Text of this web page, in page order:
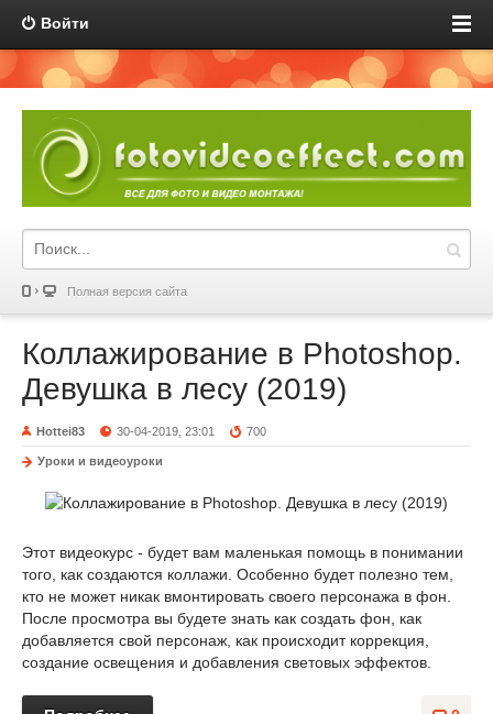
Войти
Полная версия сайта
Коллажирование в Photoshop.
Девушка в лесу (2019)
Hottei83 30-04-2019, 23:01 700
Уроки и видеоуроки
Этот видеокурс - будет вам маленькая помощь в понимании
того, как создаются коллажи. Особенно будет полезно тем,
кто не может никак вмонтировать своего персонажа в фон.
После просмотра вы будете знать как создать фон, как
добавляется свой персонаж, как происходит коррекция,
создание освещения и добавления световых эффектов.